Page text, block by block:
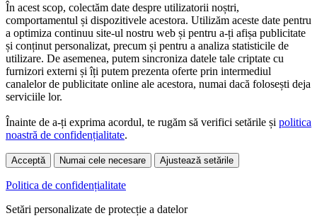
În acest scop, colectăm date despre utilizatorii noștri,
comportamentul și dispozitivele acestora. Utilizăm aceste date pentru
a optimiza continuu site-ul nostru web și pentru a-ți afișa publicitate
și conținut personalizat, precum și pentru a analiza statisticile de
utilizare. De asemenea, putem sincroniza datele tale criptate cu
furnizori externi și îți putem prezenta oferte prin intermediul
canalelor de publicitate online ale acestora, numai dacă folosești deja
serviciile lor.
Înainte de a-ți exprima acordul, te rugăm să verifici setările și politica
noastră de confidențialitate.
Acceptă Numai cele necesare Ajustează setările
Politica de confidențialitate
Setări personalizate de protecție a datelor